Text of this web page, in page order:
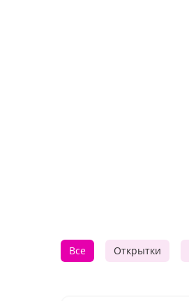
Все Открытки